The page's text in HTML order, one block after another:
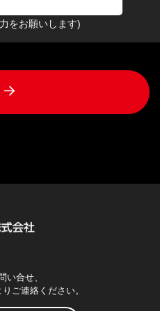
をお願いします)
い合せ、
ご連絡ください。